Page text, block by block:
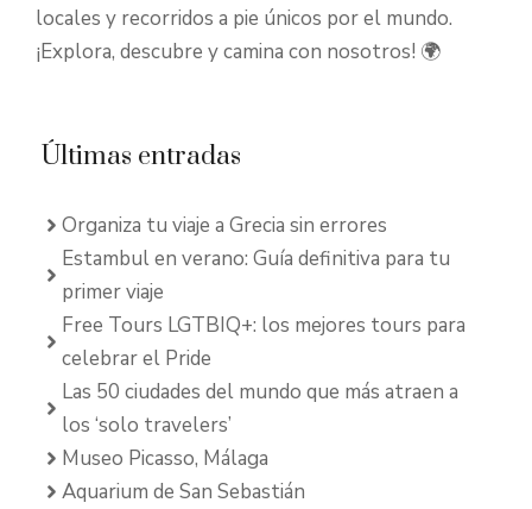
locales y recorridos a pie únicos por el mundo.
¡Explora, descubre y camina con nosotros! 🌍
Últimas entradas
Organiza tu viaje a Grecia sin errores
Estambul en verano: Guía definitiva para tu
primer viaje
Free Tours LGTBIQ+: los mejores tours para
celebrar el Pride
Las 50 ciudades del mundo que más atraen a
los ‘solo travelers’
Museo Picasso, Málaga
Aquarium de San Sebastián